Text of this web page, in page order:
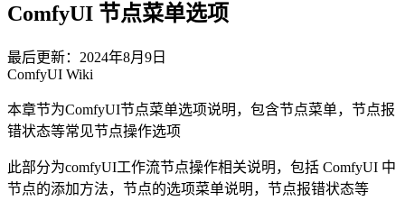
ComfyUI 节点菜单选项
最后更新：2024年8月9日
ComfyUI Wiki
本章节为ComfyUI节点菜单选项说明，包含节点菜单，节点报
错状态等常见节点操作选项
此部分为comfyUI工作流节点操作相关说明，包括 ComfyUI 中
节点的添加方法，节点的选项菜单说明，节点报错状态等